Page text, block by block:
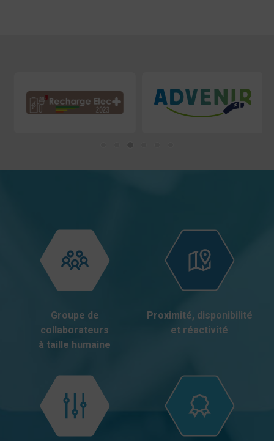
Groupe de
collaborateurs
à taille humaine
Proximité, disponibilité
et réactivité